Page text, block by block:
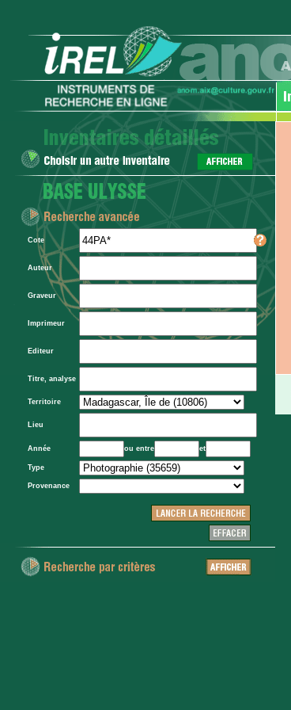
Cote
Auteur
Graveur
Imprimeur
Editeur
Titre, analyse
Territoire
Lieu
Année ou entre et
Type
Provenance